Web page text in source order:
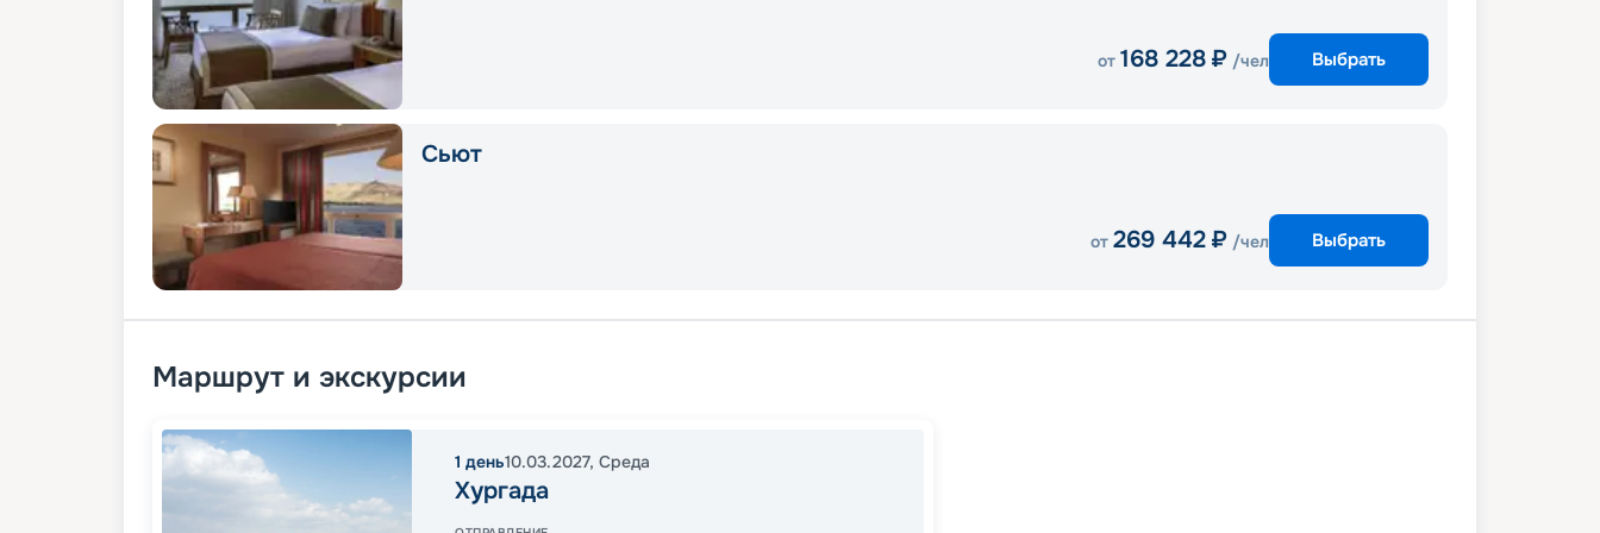
от 168 228 ₽ /чел Выбрать
Сьют
от 269 442 ₽ /чел Выбрать
Маршрут и экскурсии
1 день10.03.2027, Среда
Хургада